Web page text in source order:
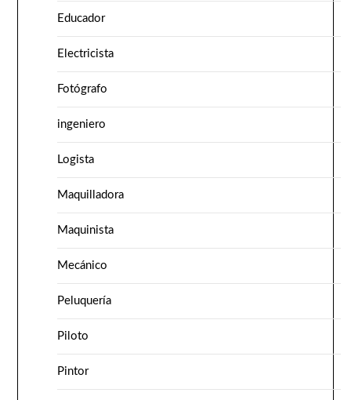
Educador
Electricista
Fotógrafo
ingeniero
Logista
Maquilladora
Maquinista
Mecánico
Peluquería
Piloto
Pintor